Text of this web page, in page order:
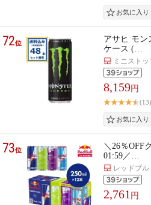
72位
アサヒ モン
ケース (…
ミニスト
8,159円
(13)
73位
＼26％OFF
01:59／…
レッドブ
2,761 円